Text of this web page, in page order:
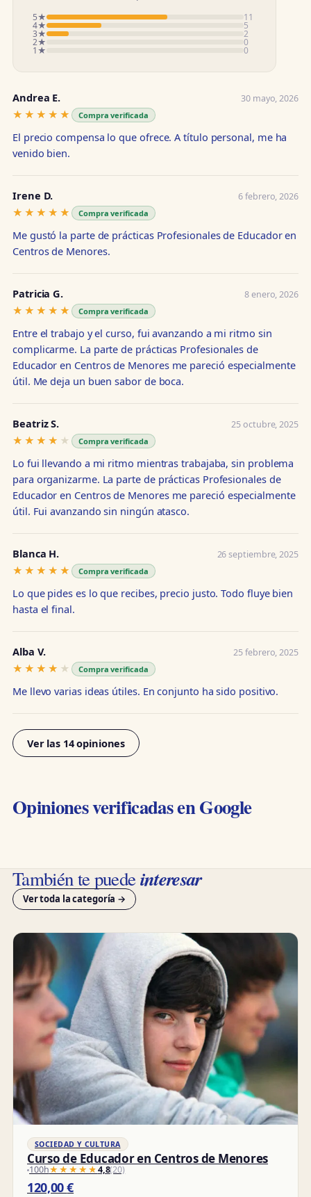
5★ 11
4★ 5
3★ 2
2★ 0
1★ 0
Andrea E. 30 mayo, 2026
★★★★★
★★★★★ Compra verificada
El precio compensa lo que ofrece. A título personal, me ha
venido bien.
Irene D. 6 febrero, 2026
★★★★★
★★★★★ Compra verificada
Me gustó la parte de prácticas Profesionales de Educador en
Centros de Menores.
Patricia G. 8 enero, 2026
★★★★★
★★★★★ Compra verificada
Entre el trabajo y el curso, fui avanzando a mi ritmo sin
complicarme. La parte de prácticas Profesionales de
Educador en Centros de Menores me pareció especialmente
útil. Me deja un buen sabor de boca.
Beatriz S. 25 octubre, 2025
★★★★★
★★★★★ Compra verificada
Lo fui llevando a mi ritmo mientras trabajaba, sin problema
para organizarme. La parte de prácticas Profesionales de
Educador en Centros de Menores me pareció especialmente
útil. Fui avanzando sin ningún atasco.
Blanca H. 26 septiembre, 2025
★★★★★
★★★★★ Compra verificada
Lo que pides es lo que recibes, precio justo. Todo fluye bien
hasta el final.
Alba V. 25 febrero, 2025
★★★★★
★★★★★ Compra verificada
Me llevo varias ideas útiles. En conjunto ha sido positivo.
Ver las 14 opiniones
Opiniones verificadas en Google
También te puedeinteresar
Ver toda la categoría →
SOCIEDAD Y CULTURA
Curso de Educador en Centros de Menores
100h★★★★★
★★★★★4,8(20)
120,00€